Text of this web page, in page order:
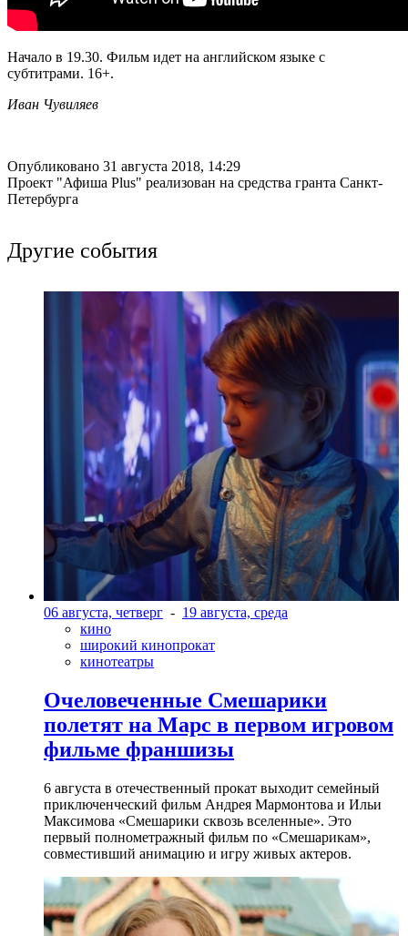
Начало в 19.30. Фильм идет на английском языке с
субтитрами. 16+.
Иван Чувиляев
Опубликовано 31 августа 2018, 14:29
Проект "Афиша Plus" реализован на средства гранта Санкт-
Петербурга
Другие события
06 августа, четверг - 19 августа, среда
кино
широкий кинопрокат
кинотеатры
Очеловеченные Смешарики
полетят на Марс в первом игровом
фильме франшизы
6 августа в отечественный прокат выходит семейный
приключенческий фильм Андрея Мармонтова и Ильи
Максимова «Смешарики сквозь вселенные». Это
первый полнометражный фильм по «Смешарикам»,
совместивший анимацию и игру живых актеров.